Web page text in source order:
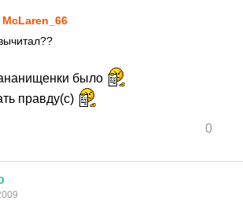
McLaren_66
было
правду(с)
0